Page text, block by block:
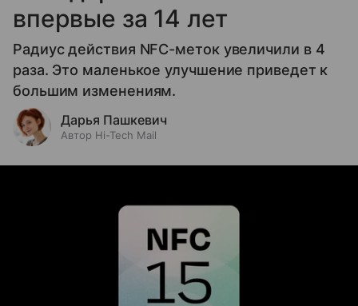
впервые за 14 лет
Радиус действия NFC-меток увеличили в 4
раза. Это маленькое улучшение приведет к
большим изменениям.
Дарья Пашкевич
Автор Hi-Tech Mail